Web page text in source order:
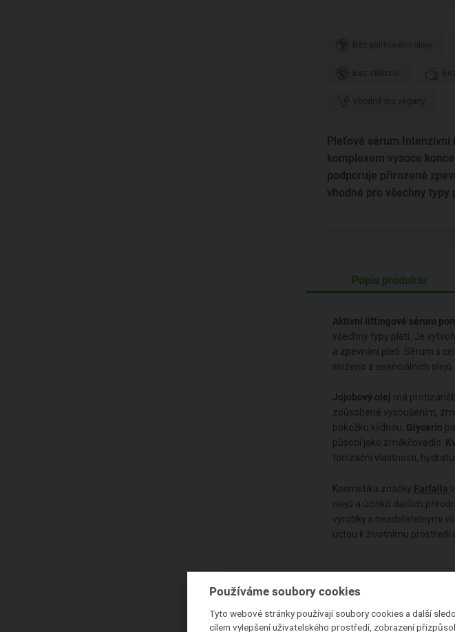
Bez palmového oleje
Bez silikonů
Vhodné pro vegany
Pleťové sérum Intenzivní
komplexem vysoce
podporuje přirozené
vhodné pro všechny typy
Popis produktu
Aktivní liftingové sérum
všechny typy pleti. Je
a zpevnění pleti. Sérum s
složeno z esenciálních
Jojobový olej má
způsobené vysoušením,
pokožku klidnou. Glycerin
působí jako změkčovadlo.
tonizační vlastnosti,
Kosmetika značky Farfalla
olejů a účinků dalších
výrobky s neodolatelnými
úctou k životnímu prostředí
Používáme soubory cookies
Tyto webové stránky používají soubory cookies a další
cílem vylepšení uživatelského prostředí, zobrazení